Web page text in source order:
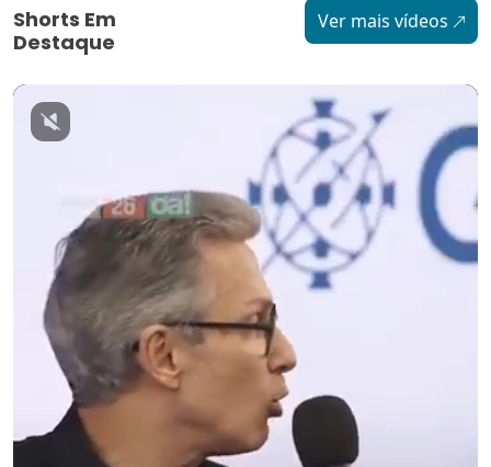
Shorts Em
Destaque
Ver mais vídeos